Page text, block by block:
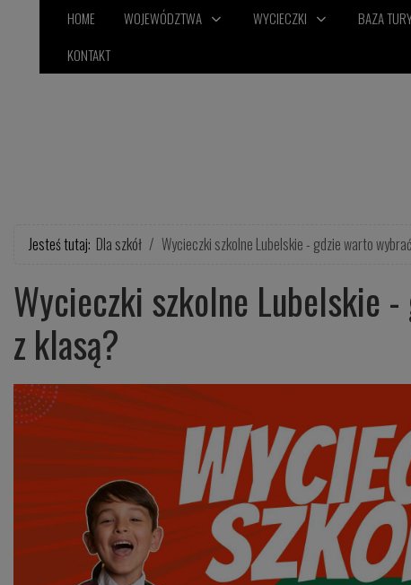
HOME WOJEWÓDZTWA WYCIECZKI BAZA
KONTAKT
Jesteś tutaj: Dla szkół Wycieczki szkolne Lubelskie - gdzie warto
Wycieczki szkolne Lubelskie
z klasą?